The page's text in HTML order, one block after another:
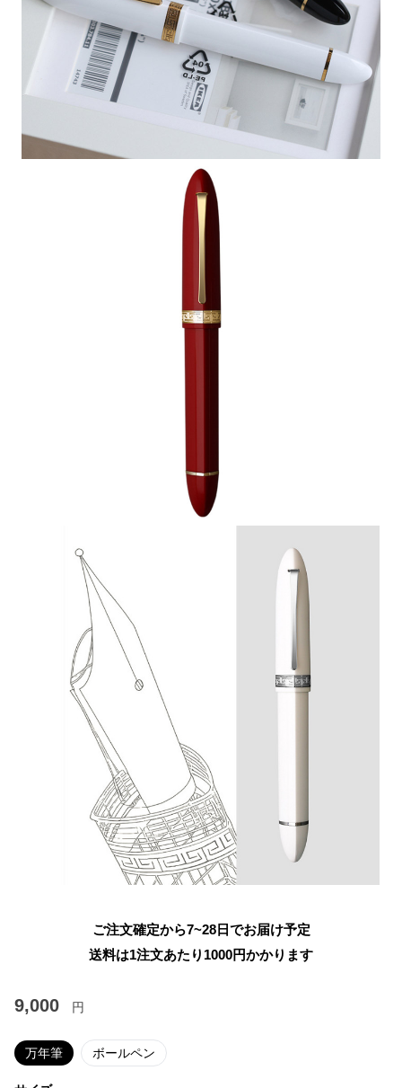
ご注文確定から7~28日でお届け予定
送料は1注文あたり 1000円かかります
9,000 円
万年筆 ボールペン